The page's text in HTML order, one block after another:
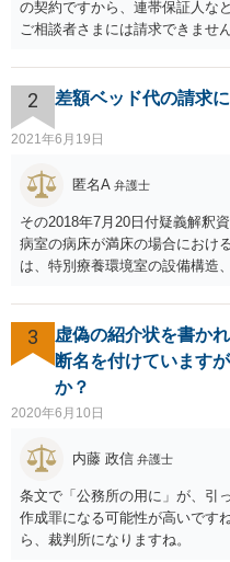
の契約ですから、連帯保証人な
ご相談者さまには請求できませ
護受給の際に扶養できないかと
い旨回答すればそれまでです
通りです。 民法上の扶養義務
ではありません。 あくまでも
る扶養義務は配偶者や子に対す
まれてすぐ両親が離婚し、その
養義務の順位を下げる一つの理
2 差額ベッド代の請求
2021年6月19日
匿名A 弁護士
その2018年7月20日付疑義解釈
病室の病床が満床の場合におけ
は、特別療養環境室の設備構造
ことが確認される場合には、特
であっても、特別の料金を徴
あるので、当局の立場としても
差額ベッド代は請求してはなら
必要があるにもかかわらず、特
れば、他院を受診するよう言わ
と思われる事例」と言及されて
されていないですし、違法であ
適切なだけで、たとえば言い方
が、当病院は現在大部屋が満床
の緊急手術には応じられません
3
虚偽の紹介状を書か
断名を付けています
か？
2020年6月10日
内藤 政信 弁護士
条文で「公務所の用に」が、引
作成罪になる可能性が高いです
ら、裁判所になりますね。